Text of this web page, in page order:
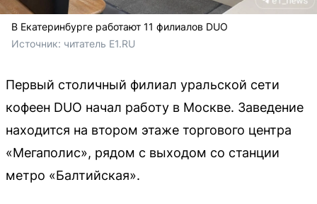
В Екатеринбурге работают 11 филиалов DUO
Источник: читатель E1.RU
Первый столичный филиал уральской сети
кофеен DUO начал работу в Москве. Заведение
находится на втором этаже торгового центра
«Мегаполис», рядом с выходом со станции
метро «Балтийская».